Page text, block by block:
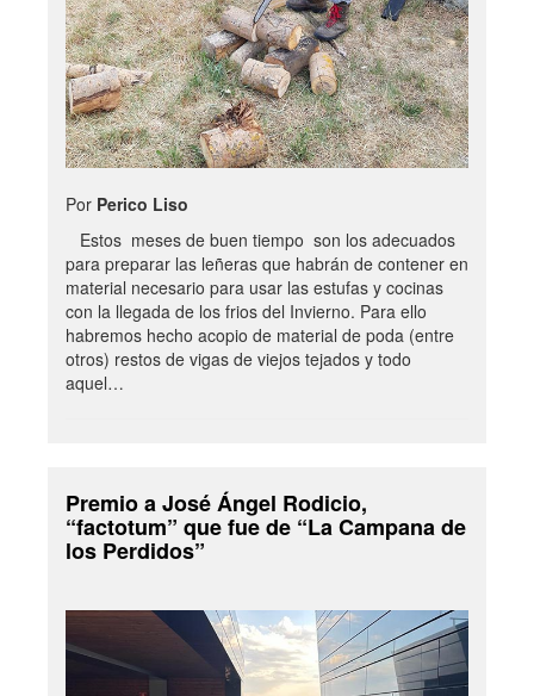
Por Perico Liso
Estos meses de buen tiempo son los adecuados
para preparar las leñeras que habrán de contener en
material necesario para usar las estufas y cocinas
con la llegada de los frios del Invierno. Para ello
habremos hecho acopio de material de poda (entre
otros) restos de vigas de viejos tejados y todo
aquel…
Premio a José Ángel Rodicio,
“factotum” que fue de “La Campana de
los Perdidos”